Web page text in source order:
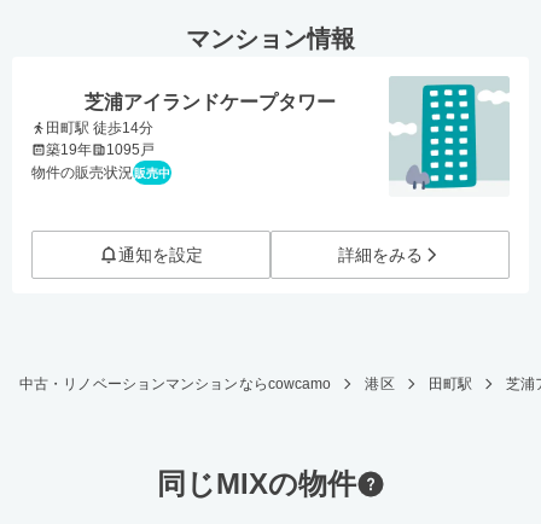
マンション情報
芝浦アイランドケープタワー
田町駅 徒歩14分
築19年
1095戸
物件の販売状況販売中
通知を設定 詳細をみる
中古・リノベーションマンションならcowcamo 港区 田町駅 芝浦
同じMIXの物件